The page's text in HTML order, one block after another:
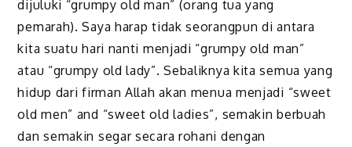
dijuluki “grumpy old man” (orang tua yang
pemarah). Saya harap tidak seorangpun di antara
kita suatu hari nanti menjadi “grumpy old man”
atau “grumpy old lady”. Sebaliknya kita semua yang
hidup dari firman Allah akan menua menjadi “sweet
old men” and “sweet old ladies”, semakin berbuah
dan semakin segar secara rohani dengan